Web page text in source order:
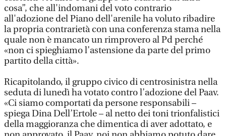
cosa”, che all'indomani del voto contrario
all'adozione del Piano dell'arenile ha voluto ribadire
la propria contrarietà con una conferenza stama nella
quale non è mancato un rimprovero al Pd perché
«non ci spieghiamo l’astensione da parte del primo
partito della città».
Ricapitolando, il gruppo civico di centrosinistra nella
seduta di lunedì ha votato contro l’adozione del Paav.
«Ci siamo comportati da persone responsabili –
spiega Dina Dell’Ertole – al netto dei toni trionfalistici
della maggioranza che dimentica di aver adottato, e